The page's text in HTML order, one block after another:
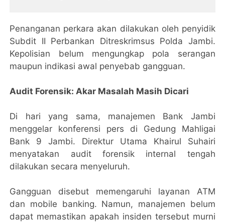
Penanganan perkara akan dilakukan oleh penyidik
Subdit II Perbankan Ditreskrimsus Polda Jambi.
Kepolisian belum mengungkap pola serangan
maupun indikasi awal penyebab gangguan.
Audit Forensik: Akar Masalah Masih Dicari
Di hari yang sama, manajemen Bank Jambi
menggelar konferensi pers di Gedung Mahligai
Bank 9 Jambi. Direktur Utama Khairul Suhairi
menyatakan audit forensik internal tengah
dilakukan secara menyeluruh.
Gangguan disebut memengaruhi layanan ATM
dan mobile banking. Namun, manajemen belum
dapat memastikan apakah insiden tersebut murni